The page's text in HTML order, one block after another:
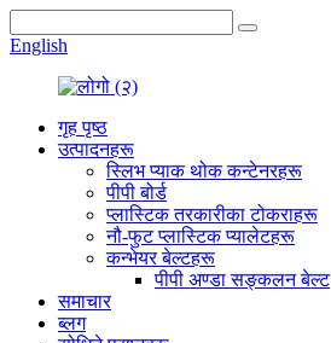
English
गृह पृष्ठ
उत्पादनहरू
स्लिभ प्याक थोक कन्टेनरहरू
पीपी बोर्ड
प्लास्टिक तरकारीका टोकराहरू
नौ-फुट प्लास्टिक प्यालेटहरू
कन्भेयर बेल्टहरू
पीपी अण्डा सङ्कलन बेल्ट
समाचार
ब्लग